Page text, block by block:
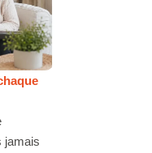
jamais